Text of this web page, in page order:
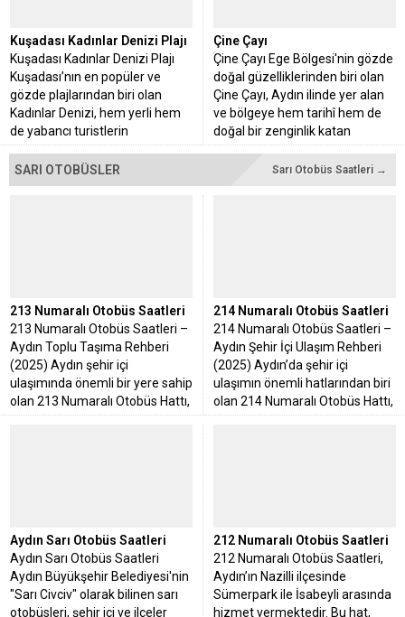
Kuşadası Kadınlar Denizi Plajı
Kuşadası Kadınlar Denizi Plajı
Kuşadası’nın en popüler ve
gözde plajlarından biri olan
Kadınlar Denizi, hem yerli hem
de yabancı turistlerin
vazgeçilmez adreslerinden
biridir. Geniş kum...
Çine Çayı
Çine Çayı Ege Bölgesi'nin gözde
doğal güzelliklerinden biri olan
Çine Çayı, Aydın ilinde yer alan
ve bölgeye hem tarihî hem de
doğal bir zenginlik katan
SARI OTOBÜSLER Sarı Otobüs Saatleri →
213 Numaralı Otobüs Saatleri
213 Numaralı Otobüs Saatleri –
Aydın Toplu Taşıma Rehberi
(2025) Aydın şehir içi
ulaşımında önemli bir yere sahip
olan 213 Numaralı Otobüs Hattı,
Efeler ilçesi...
214 Numaralı Otobüs Saatleri
214 Numaralı Otobüs Saatleri –
Aydın Şehir İçi Ulaşım Rehberi
(2025) Aydın’da şehir içi
ulaşımın önemli hatlarından biri
olan 214 Numaralı Otobüs Hattı,
her gün...
Aydın Sarı Otobüs Saatleri
Aydın Sarı Otobüs Saatleri
Aydın Büyükşehir Belediyesi'nin
"Sarı Civciv" olarak bilinen sarı
otobüsleri, şehir içi ve ilçeler
212 Numaralı Otobüs Saatleri
212 Numaralı Otobüs Saatleri,
Aydın’ın Nazilli ilçesinde
Sümerpark ile İsabeyli arasında
hizmet vermektedir. Bu hat,